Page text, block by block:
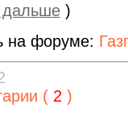
дальше )
на форуме:
( 2 )